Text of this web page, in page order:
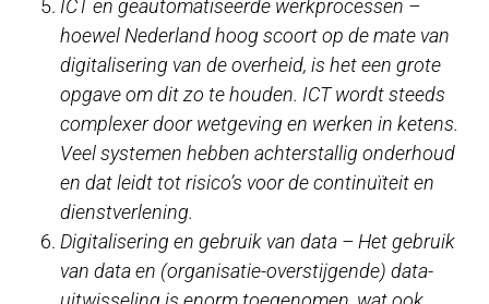
ICT en geautomatiseerde werkprocessen –
hoewel Nederland hoog scoort op de mate van
digitalisering van de overheid, is het een grote
opgave om dit zo te houden. ICT wordt steeds
complexer door wetgeving en werken in ketens.
Veel systemen hebben achterstallig onderhoud
en dat leidt tot risico’s voor de continuïteit en
dienstverlening.
Digitalisering en gebruik van data – Het gebruik
van data en (organisatie-overstijgende) data-